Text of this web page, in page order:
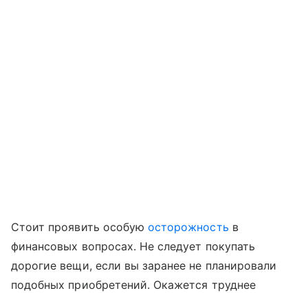
Стоит проявить особуюосторожность в
финансовых вопросах. Не следует покупать
дорогие вещи, если вы заранее не планировали
подобных приобретений. Окажется труднее